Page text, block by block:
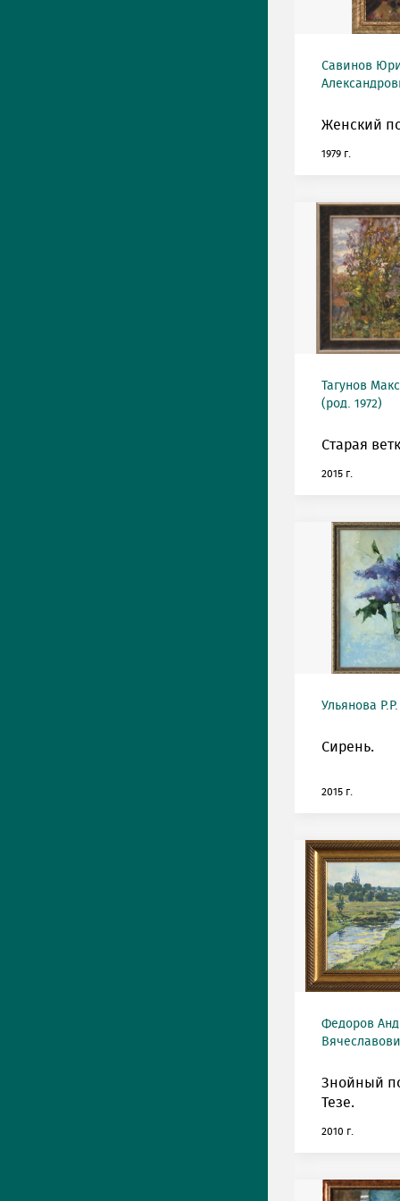
Савинов
Женский
1979 г.
Тагунов
(род. 1972)
Старая
2015 г.
Ульянова
Сирень.
2015 г.
Федоров
Знойный
Тезе.
2010 г.